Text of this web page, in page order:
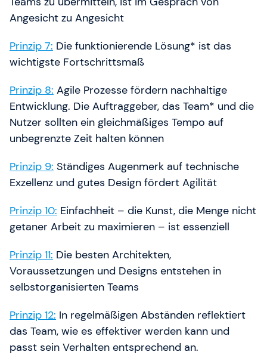
Angesicht zu Angesicht
Prinzip 7: Die funktionierende Lösung* ist das
wichtigste Fortschrittsmaß
Prinzip 8: Agile Prozesse fördern nachhaltige
Entwicklung. Die Auftraggeber, das Team* und die
Nutzer sollten ein gleichmäßiges Tempo auf
unbegrenzte Zeit halten können
Prinzip 9: Ständiges Augenmerk auf technische
Exzellenz und gutes Design fördert Agilität
Prinzip 10: Einfachheit – die Kunst, die Menge nicht
getaner Arbeit zu maximieren – ist essenziell
Prinzip 11: Die besten Architekten,
Voraussetzungen und Designs entstehen in
selbstorganisierten Teams
Prinzip 12: In regelmäßigen Abständen reflektiert
das Team, wie es effektiver werden kann und
passt sein Verhalten entsprechend an.